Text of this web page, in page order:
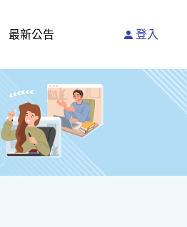
最新公告 登入